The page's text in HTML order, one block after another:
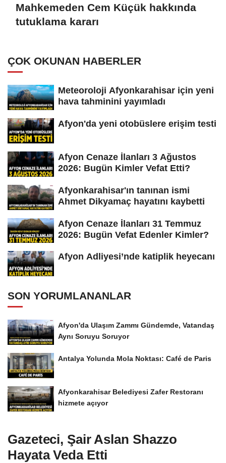
Mahkemeden Cem Küçük hakkında
tutuklama kararı
ÇOK OKUNAN HABERLER
Meteoroloji Afyonkarahisar için yeni
hava tahminini yayımladı
Afyon'da yeni otobüslere erişim testi
Afyon Cenaze İlanları 3 Ağustos
2026: Bugün Kimler Vefat Etti?
Afyonkarahisar'ın tanınan ismi
Ahmet Dikyamaç hayatını kaybetti
Afyon Cenaze İlanları 31 Temmuz
2026: Bugün Vefat Edenler Kimler?
Afyon Adliyesi’nde katiplik heyecanı
SON YORUMLANANLAR
Afyon'da Ulaşım Zammı Gündemde, Vatandaş
Aynı Soruyu Soruyor
Antalya Yolunda Mola Noktası: Café de Paris
Afyonkarahisar Belediyesi Zafer Restoranı
hizmete açıyor
Gazeteci, Şair Aslan Shazzo
Hayata Veda Etti